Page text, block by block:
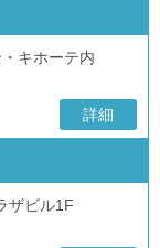
キホーテ内
詳細
ザビル1F